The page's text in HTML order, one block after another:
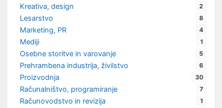
Kreativa, design 2
Lesarstvo 8
Marketing, PR 4
Mediji 1
Osebne storitve in varovanje 5
Prehrambena industrija, živilstvo 6
Proizvodnja 30
Računalništvo, programiranje 7
Računovodstvo in revizija 1